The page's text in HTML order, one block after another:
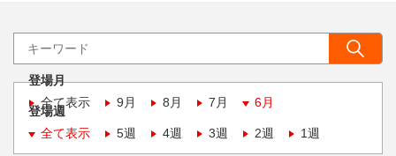
登場月
全て表示
9月 8月 7月 6月
登場週
全て表示
5週 4週 3週 2週 1週